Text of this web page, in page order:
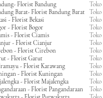
Florist Bandung
Barat- Florist Bandung Barat
- Florist Bekasi
- Florist Bogor
- Florist Ciamis
- Florist Cianjur
- Florist Cirebon
- Florist Garut
- Florist Karawang
- Florist Kuningan
- Florist Majalengka
- Florist Pangandaraan
Toko
Toko
Toko
Toko
Toko